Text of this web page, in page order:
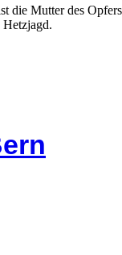
Mutter des
Hetzjagd.